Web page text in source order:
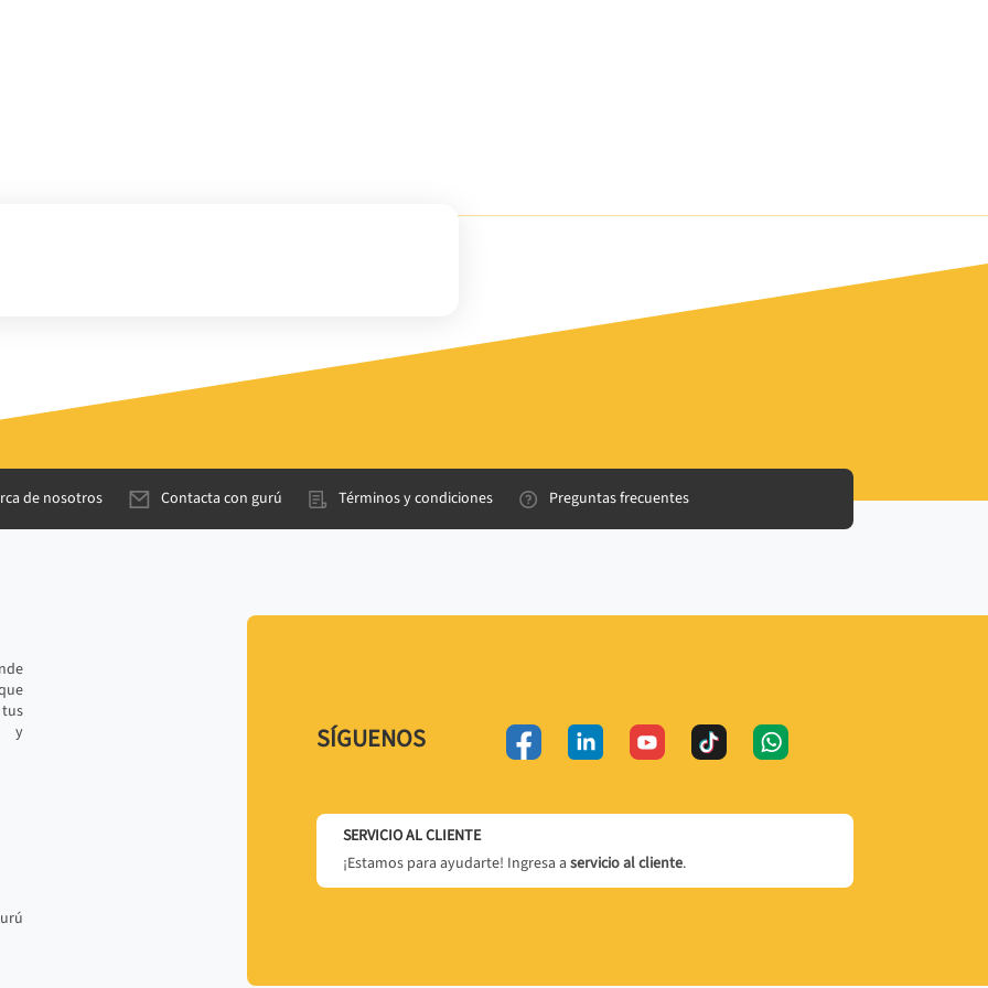
de nosotros Contacta con gurú Términos y condiciones Preguntas frecuentes
y
SÍGUENOS
SERVICIO AL CLIENTE
¡Estamos para ayudarte! Ingresa a servicio al cliente.